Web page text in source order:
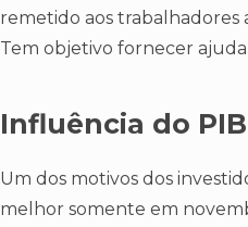
remetido aos trabalhadores
Tem objetivo fornecer
Influência do
Um dos motivos dos
melhor somente em